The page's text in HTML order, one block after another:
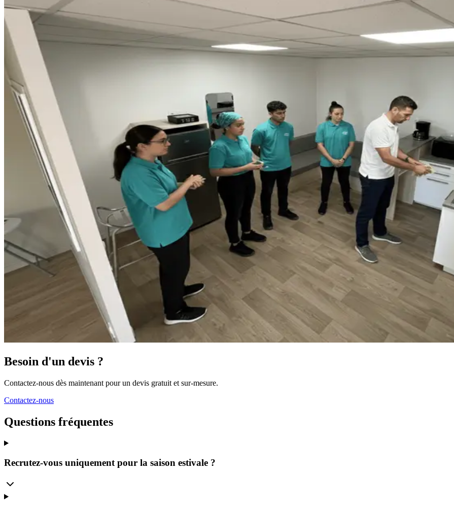
Besoin d'un devis ?
Contactez-nous dès maintenant pour un devis gratuit et sur-mesure.
Contactez-nous
Questions fréquentes
Recrutez-vous uniquement pour la saison estivale ?